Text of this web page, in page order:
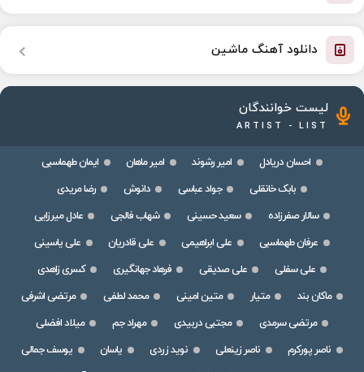
دانلود آهنگ ماشین
لیست خوانندگان
ARTIST - LIST
احسان دریادل امیر رشوند امیر ماهان
ایمان طهماسبی
بابک خانقلی
جواد عباسی دانوش
رضا مریدی
سالار صفرزاده
سعید حسینی شهاب فالجی
عادل میرزایی
عرفان طهماسبی
علی ابراهیمی علی قادریان
علی یاسینی
علی سفلی
علی صدیقی فرهاد جهانگیری
کسری زاهدی
ماکان بند
متیار متین امینی محمد لطفی
مرتضی اشرفی
مرتضی سرمدی
مجتبی دربیدی مهراد جم
میلاد افضلی
ناصر پورکرم
ناصر زینعلی نوید زردی یاسان
یوسف جمالی